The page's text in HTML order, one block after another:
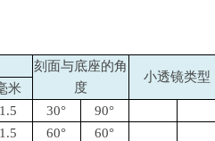
刻面与底座的角
度
小透镜类型
米
1.5 30° 90°
1.5 60° 60°